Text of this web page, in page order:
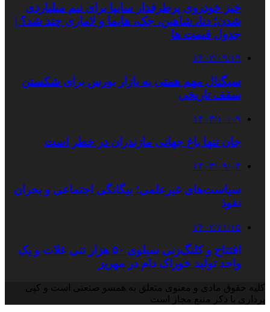
خیز خودروی پرطرفدار سایپا برای نیم میلیاردی
شدن؛ دنا، شاهین، جک، هایما و لاماری چند شد؟ |
جدول قیمت ها
۱۴۰۳/۰۹/۱۹
سیگنال مهم همتی به بازار بورس برای شکستن
سقف تاریخی
۱۴۰۳/۱۰/۰۹
جان تنها باغ جهانی مازندران در خطر است
۱۴۰۳/۰۹/۰۴
سیاست‌های غیرعلمی؛ بیگانگی اجتماعی و بحران
نفوذ
۱۴۰۲/۱۱/۱۵
افتتاح و کلنگ‌زنی سیلوی ۵۰ هزار تنی غلات و یک
واحد تولید خوراک دام در مهریز
کلیه حقوق مادی و معنوی متعلق به همسو صنعتی است و کپی
برداری با ذکر منبع مجاز است